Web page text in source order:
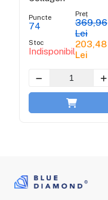
Puncte
74
Stoc
Indisponibil
Preț
369,96
Lei
203,48
Lei